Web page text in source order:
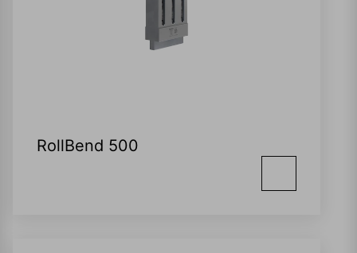
RollBend 500